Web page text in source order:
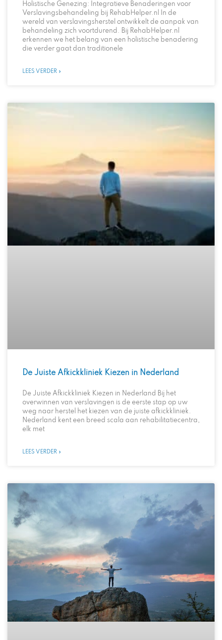
Holistische Genezing: Integratieve Benaderingen voor
Verslavingsbehandeling bij RehabHelper.nl In de
wereld van verslavingsherstel ontwikkelt de aanpak van
behandeling zich voortdurend. Bij RehabHelper.nl
erkennen we het belang van een holistische benadering
die verder gaat dan traditionele
LEES VERDER »
De Juiste Afkickkliniek Kiezen in Nederland
De Juiste Afkickkliniek Kiezen in Nederland Bij het
overwinnen van verslavingen is de eerste stap op uw
weg naar herstel het kiezen van de juiste afkickkliniek.
Nederland kent een breed scala aan rehabilitatiecentra,
elk met
LEES VERDER »